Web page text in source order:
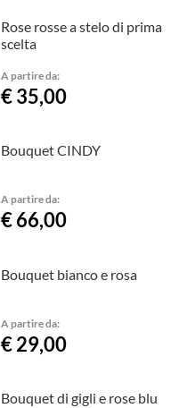
Rose rosse a stelo di prima
scelta
A partire da:
€ 35,00
Bouquet CINDY
A partire da:
€ 66,00
Bouquet bianco e rosa
A partire da:
€ 29,00
Bouquet di gigli e rose blu